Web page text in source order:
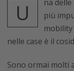
U
na
più
nelle case è il
Sono ormai molti